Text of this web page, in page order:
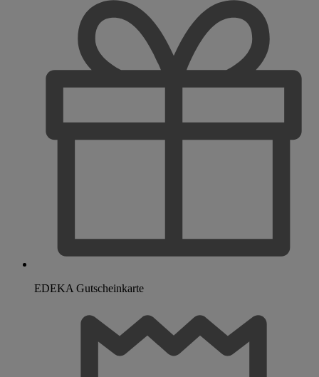
EDEKA Gutscheinkarte